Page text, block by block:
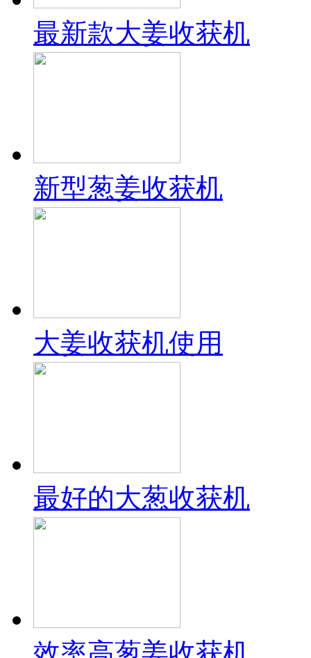
最新款大姜收获机
新型葱姜收获机
大姜收获机使用
最好的大葱收获机